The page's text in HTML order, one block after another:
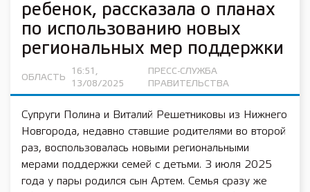
ребенок, рассказала о планах
по использованию новых
региональных мер поддержки
ОБЛАСТЬ
16:51,
13/08/2025
ПРЕСС-СЛУЖБА
ПРАВИТЕЛЬСТВА
Супруги Полина и Виталий Решетниковы из Нижнего
Новгорода, недавно ставшие родителями во второй
раз, воспользовалась новыми региональными
мерами поддержки семей с детьми. 3 июля 2025
года у пары родился сын Артем. Семья сразу же